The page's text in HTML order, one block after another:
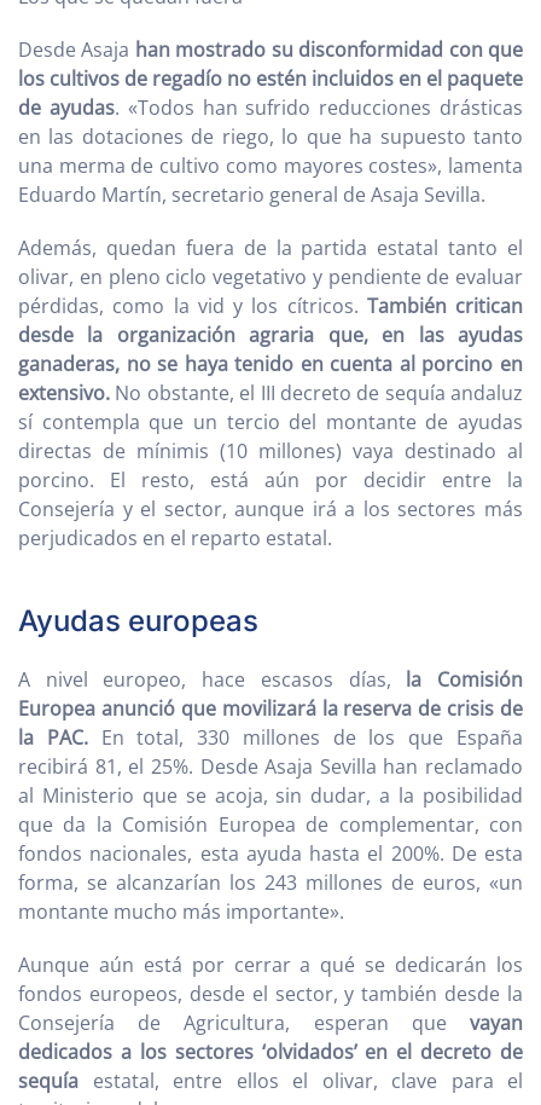
Desde Asaja han mostrado su disconformidad con que
los cultivos de regadío no estén incluidos en el paquete
de ayudas. «Todos han sufrido reducciones drásticas
en las dotaciones de riego, lo que ha supuesto tanto
una merma de cultivo como mayores costes», lamenta
Eduardo Martín, secretario general de Asaja Sevilla.
Además, quedan fuera de la partida estatal tanto el
olivar, en pleno ciclo vegetativo y pendiente de evaluar
pérdidas, como la vid y los cítricos. También critican
desde la organización agraria que, en las ayudas
ganaderas, no se haya tenido en cuenta al porcino en
extensivo. No obstante, el III decreto de sequía andaluz
sí contempla que un tercio del montante de ayudas
directas de mínimis (10 millones) vaya destinado al
porcino. El resto, está aún por decidir entre la
Consejería y el sector, aunque irá a los sectores más
perjudicados en el reparto estatal.
Ayudas europeas
A nivel europeo, hace escasos días, la Comisión
Europea anunció que movilizará la reserva de crisis de
la PAC.En total, 330 millones de los que España
recibirá 81, el 25%. Desde Asaja Sevilla han reclamado
al Ministerio que se acoja, sin dudar, a la posibilidad
que da la Comisión Europea de complementar, con
fondos nacionales, esta ayuda hasta el 200%. De esta
forma, se alcanzarían los 243 millones de euros, «un
montante mucho más importante».
Aunque aún está por cerrar a qué se dedicarán los
fondos europeos, desde el sector, y también desde la
Consejería de Agricultura, esperan que vayan
dedicados a los sectores ‘olvidados’ en el decreto de
sequía estatal, entre ellos el olivar, clave para el